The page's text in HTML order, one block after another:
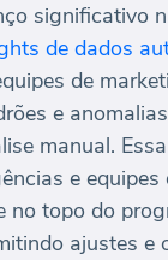
significativo
de dados
de
e
manual.
e equipes
no topo do
ajustes e